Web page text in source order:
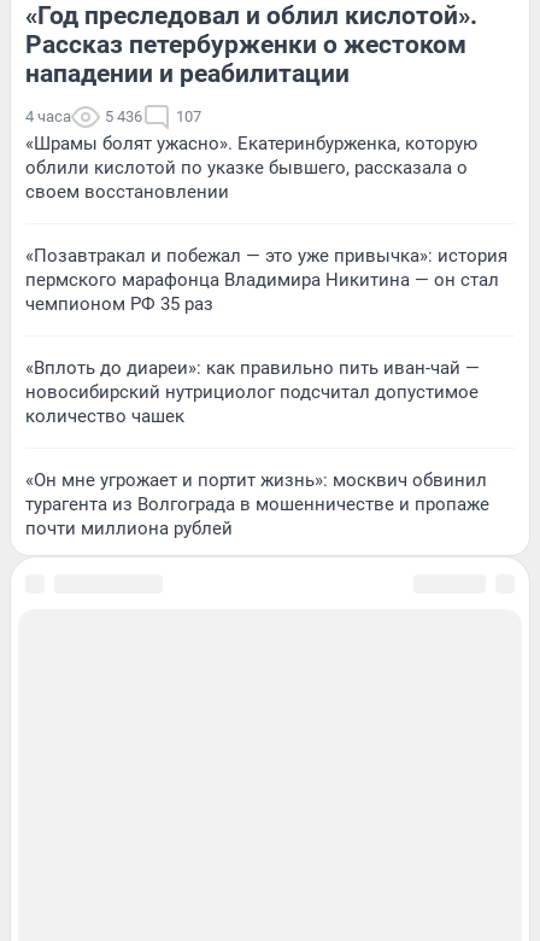
«Год преследовал и облил кислотой».
Рассказ петербурженки о жестоком
нападении и реабилитации
4 часа 5 436 107
«Шрамы болят ужасно». Екатеринбурженка, которую
облили кислотой по указке бывшего, рассказала о
своем восстановлении
«Позавтракал и побежал — это уже привычка»: история
пермского марафонца Владимира Никитина — он стал
чемпионом РФ 35 раз
«Вплоть до диареи»: как правильно пить иван-чай —
новосибирский нутрициолог подсчитал допустимое
количество чашек
«Он мне угрожает и портит жизнь»: москвич обвинил
турагента из Волгограда в мошенничестве и пропаже
почти миллиона рублей